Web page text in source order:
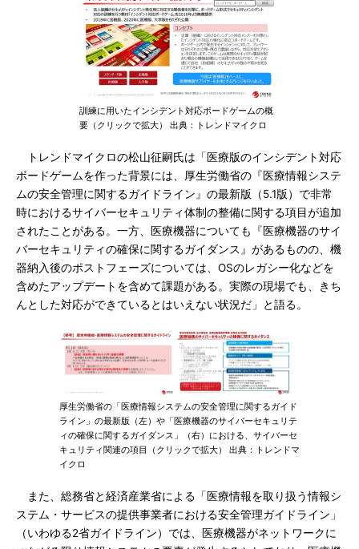
訓練に用いたインシデント対応ボードゲームの概
要（クリックで拡大） 出典：トレンドマイクロ
トレンドマイクロの松山征嗣氏は「医療版のインシデント対応
ボードゲームを作った背景には、厚生労働省の『医療情報システ
ムの安全管理に関するガイドライン』の最新版（5.1版）で非常
時におけるサイバーセキュリティ体制の整備に関する項目が追加
されたことがある。一方、医療機器についても『医療機器のサイ
バーセキュリティの確保に関するガイダンス』があるものの、機
器納入後のポストフェーズについては、OSのレガシー化などを
含めたアップデートを含めて課題がある。実際の現場でも、きち
んとした対応ができているとはいえない状況だ」と語る。
厚生労働省の「医療情報システムの安全管理に関するガイド
ライン」の最新版（左）や「医療機器のサイバーセキュリテ
ィの確保に関するガイダンス」（右）における、サイバーセ
キュリティ関連の項目（クリックで拡大） 出典：トレンドマ
イクロ
また、総務省と経済産業省による「医療情報を取り扱う情報シ
ステム・サービスの提供事業者における安全管理ガイドライン」
（いわゆる2省ガイドライン）では、医療機器がネットワークに